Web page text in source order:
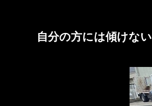
自分の方には傾けない